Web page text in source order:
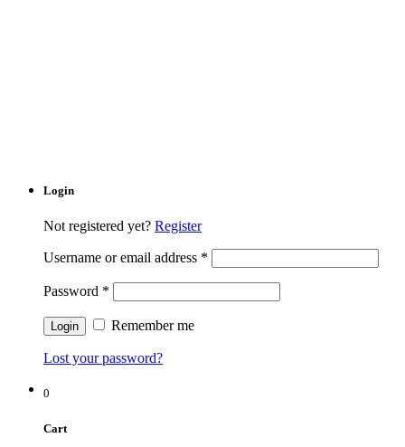
Login
Not registered yet? Register
Username or email address *
Password *
Remember me
Lost your password?
0
Cart